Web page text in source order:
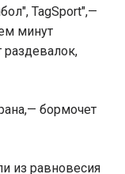
TagSport",—
минут
раздевалок,
бормочет
из равновесия